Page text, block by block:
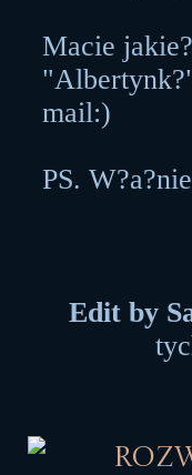
Macie
mail:)
PS.
Edit by